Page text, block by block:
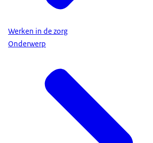
Werken in de zorg
Onderwerp